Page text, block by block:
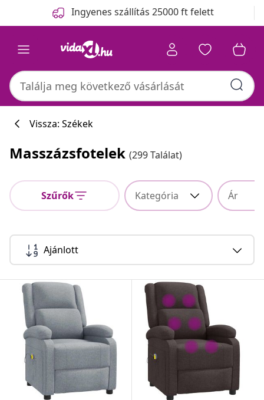
Ingyenes szállítás 25000 ft felett
Vissza: Székek
Masszázsfotelek (299 Találat)
Szűrők Kategória Ár
Ajánlott